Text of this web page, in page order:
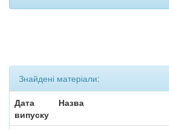
Знайдені матеріали:
Дата
випуску
Назва